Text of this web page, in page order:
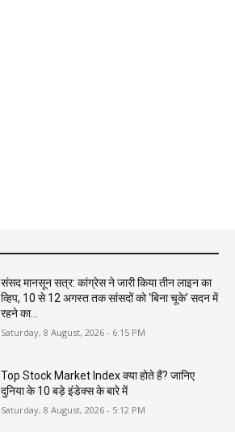
संसद मानसून सत्र: कांग्रेस ने जारी किया तीन लाइन का
व्हिप, 10 से 12 अगस्त तक सांसदों को ‘बिना चूके’ सदन में
रहने का...
Saturday, 8 August, 2026 - 6:15 PM
Top Stock Market Index क्या होते हैं? जानिए
दुनिया के 10 बड़े इंडेक्स के बारे में
Saturday, 8 August, 2026 - 5:12 PM